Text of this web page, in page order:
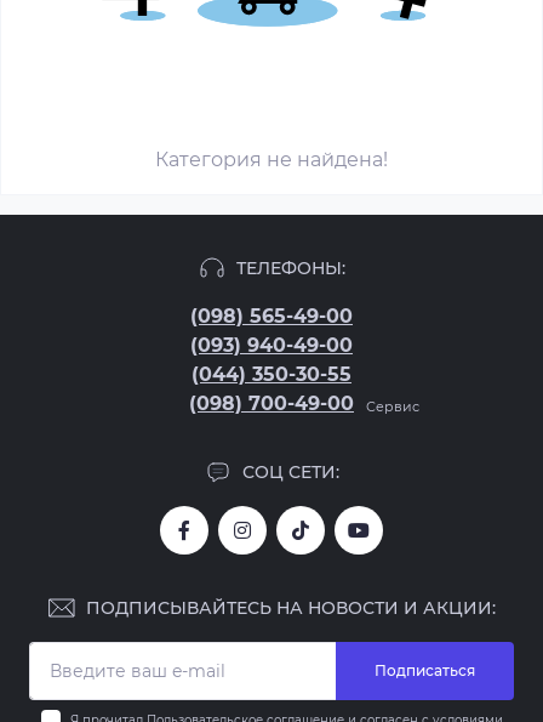
Категория не найдена!
ТЕЛЕФОНЫ:
(098) 565-49-00
(093) 940-49-00
(044) 350-30-55
(098) 700-49-00
Сервис
СОЦ СЕТИ:
ПОДПИСЫВАЙТЕСЬ НА НОВОСТИ И АКЦИИ:
Подписаться